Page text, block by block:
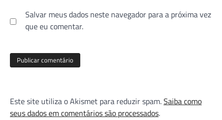
Salvar meus dados neste navegador para a próxima vez
que eu comentar.
Este site utiliza o Akismet para reduzir spam.Saiba como
seus dados em comentários são processados.